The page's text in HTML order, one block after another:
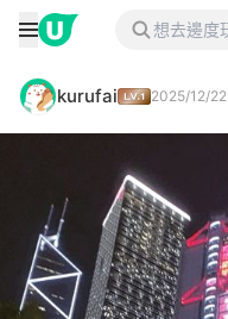
kurufai 2025/12/22